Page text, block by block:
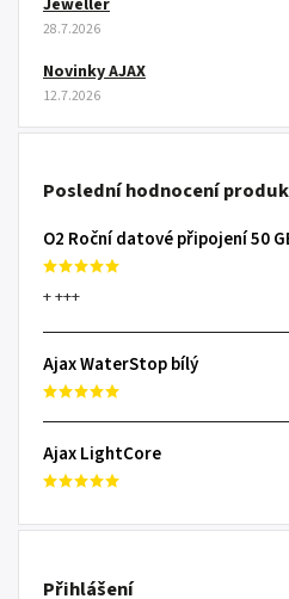
28.7.2026
Novinky AJAX
12.7.2026
Poslední hodnocení
O2 Roční datové připojení 50
+ +++
Ajax WaterStop bílý
Ajax LightCore
Přihlášení